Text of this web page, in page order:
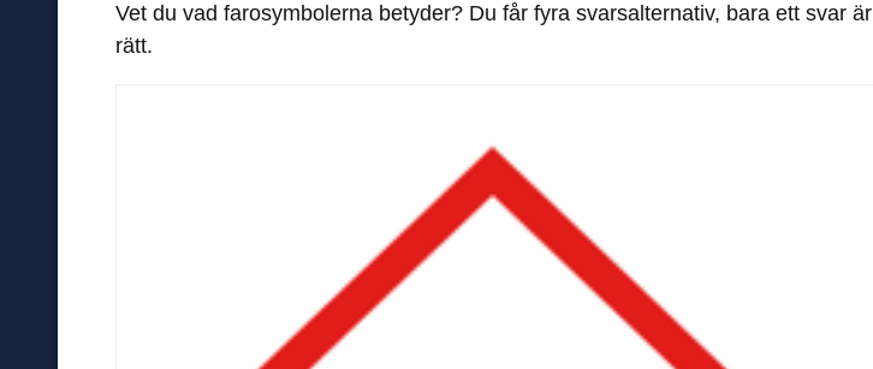
Vet du vad farosymbolerna betyder? Du får fyra svarsalternativ, bara ett svar är
rätt.